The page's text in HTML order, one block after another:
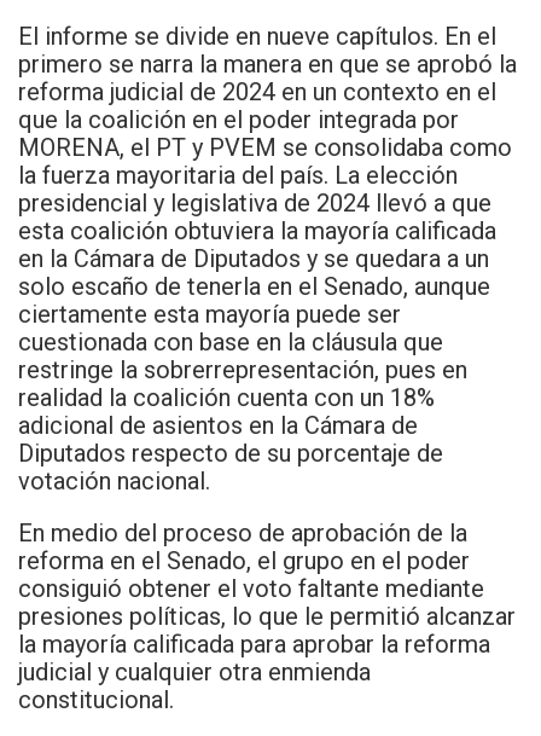
El informe se divide en nueve capítulos. En el
primero se narra la manera en que se aprobó la
reforma judicial de 2024 en un contexto en el
que la coalición en el poder integrada por
MORENA, el PT y PVEM se consolidaba como
la fuerza mayoritaria del país. La elección
presidencial y legislativa de 2024 llevó a que
esta coalición obtuviera la mayoría calificada
en la Cámara de Diputados y se quedara a un
solo escaño de tenerla en el Senado, aunque
ciertamente esta mayoría puede ser
cuestionada con base en la cláusula que
restringe la sobrerrepresentación, pues en
realidad la coalición cuenta con un 18%
adicional de asientos en la Cámara de
Diputados respecto de su porcentaje de
votación nacional.
En medio del proceso de aprobación de la
reforma en el Senado, el grupo en el poder
consiguió obtener el voto faltante mediante
presiones políticas, lo que le permitió alcanzar
la mayoría calificada para aprobar la reforma
judicial y cualquier otra enmienda
constitucional.